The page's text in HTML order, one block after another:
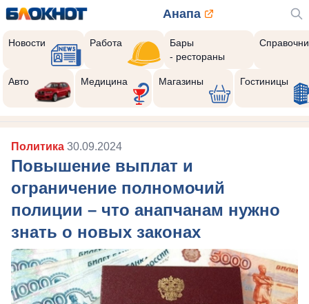
Анапа
Новости Работа
Бары
- рестораны
Авто Медицина Магазины Гостиницы
Политика 30.09.2024
Повышение выплат и
ограничение полномочий
полиции – что анапчанам нужно
знать о новых законах